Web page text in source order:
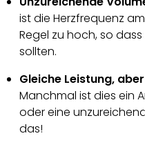
ist die Herzfrequenz
Regel zu hoch, so
sollten.
Gleiche Leistung,
Manchmal ist dies ein
oder eine
das!